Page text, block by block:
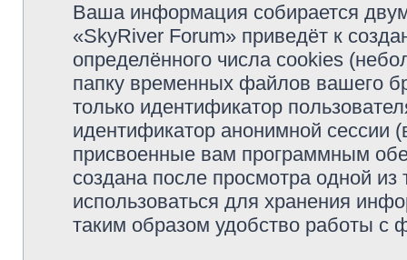
Ваша информация собирается
«SkyRiver Forum» приведёт к
определённого числа cookies
папку временных файлов вашего
только идентификатор
идентификатор анонимной сессии
присвоенные вам программным
создана после просмотра одной
использоваться для хранения
таким образом удобство работы с